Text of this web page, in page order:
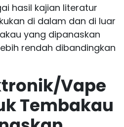
hasil kajian literatur
di dalam dan di luar
yang dipanaskan
rendah dibandingkan
Vape
Tembakau